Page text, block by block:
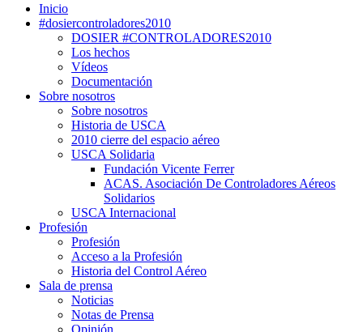
Inicio
#dosiercontroladores2010
DOSIER #CONTROLADORES2010
Los hechos
Vídeos
Documentación
Sobre nosotros
Sobre nosotros
Historia de USCA
2010 cierre del espacio aéreo
USCA Solidaria
Fundación Vicente Ferrer
ACAS. Asociación De Controladores Aéreos
Solidarios
USCA Internacional
Profesión
Profesión
Acceso a la Profesión
Historia del Control Aéreo
Sala de prensa
Noticias
Notas de Prensa
Opinión